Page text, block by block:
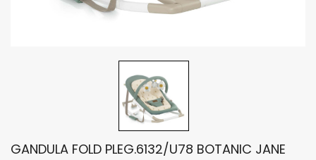
GANDULA FOLD PLEG.6132/U78 BOTANIC JANE